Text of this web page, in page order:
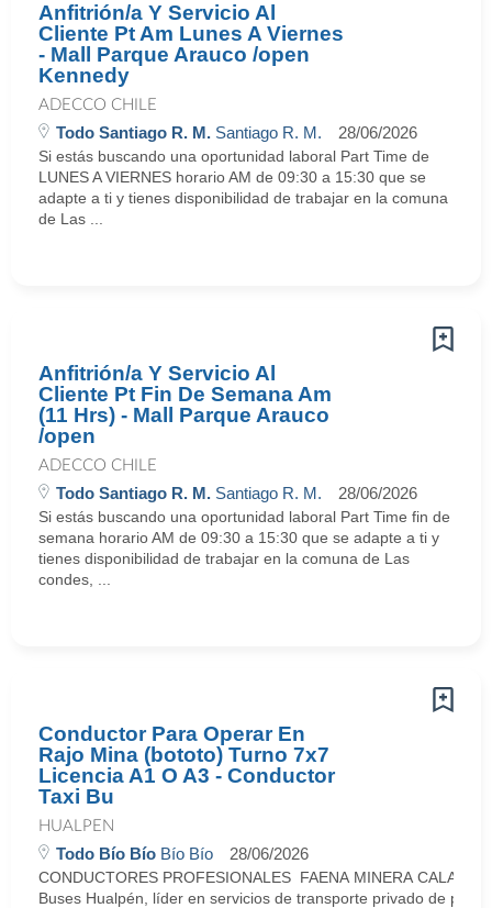
Anfitrión/a Y Servicio Al
Cliente Pt Am Lunes A Viernes
- Mall Parque Arauco /open
Kennedy
ADECCO CHILE
Todo Santiago R. M. Santiago R. M. 28/06/2026
Si estás buscando una oportunidad laboral Part Time de
LUNES A VIERNES horario AM de 09:30 a 15:30 que se
adapte a ti y tienes disponibilidad de trabajar en la comuna
de Las ...
Anfitrión/a Y Servicio Al
Cliente Pt Fin De Semana Am
(11 Hrs) - Mall Parque Arauco
/open
ADECCO CHILE
Todo Santiago R. M. Santiago R. M. 28/06/2026
Si estás buscando una oportunidad laboral Part Time fin de
semana horario AM de 09:30 a 15:30 que se adapte a ti y
tienes disponibilidad de trabajar en la comuna de Las
condes, ...
Conductor Para Operar En
Rajo Mina (bototo) Turno 7x7
Licencia A1 O A3 - Conductor
Taxi Bu
HUALPEN
Todo Bío Bío Bío Bío 28/06/2026
CONDUCTORES PROFESIONALES FAENA MINERA CALAMA
Buses Hualpén, líder en servicios de transporte privado de